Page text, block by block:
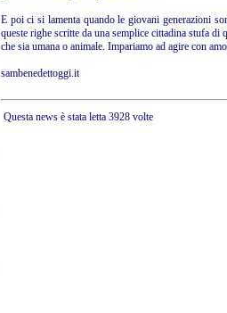
E poi ci si lamenta quando le giovani generazioni
queste righe scritte da una semplice cittadina stufa di
che sia umana o animale. Impariamo ad agire con
sambenedettoggi.it
Questa news è stata letta 3928 volte